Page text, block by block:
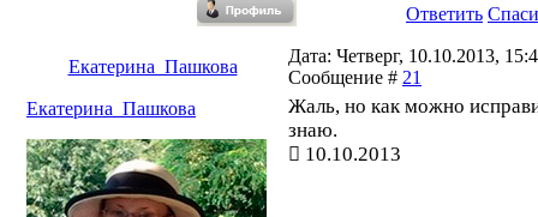
Ответить
Екатерина_Пашкова
Дата: Четверг, 10.10.2013,
Сообщение # 21
Екатерина_Пашкова
Жаль, но как можно
знаю.
10.10.2013